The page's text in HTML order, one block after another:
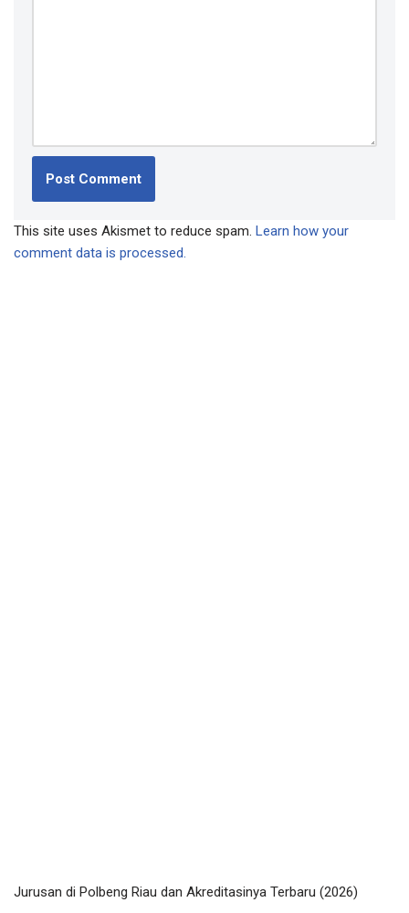
This site uses Akismet to reduce spam. Learn how your
comment data is processed.
Jurusan di Polbeng Riau dan Akreditasinya Terbaru (2026)